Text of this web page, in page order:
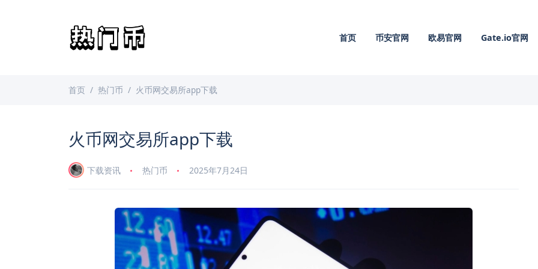
首页 币安官网 欧易官网 Gate.io官网
首页 热门币 火币网交易所app下载
火币网交易所app下载
下载资讯 热门币 2025年7月24日